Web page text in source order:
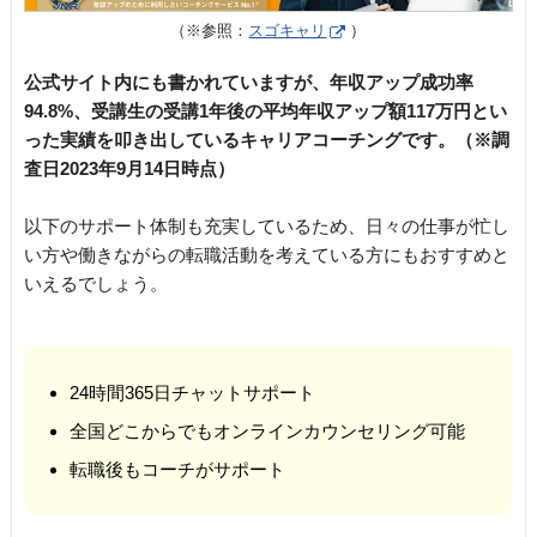
（※参照： スゴキャリ ）
公式サイト内にも書かれていますが、年収アップ成功率
94.8%、受講生の受講1年後の平均年収アップ額117万円とい
った実績を叩き出しているキャリアコーチングです。（※調
査日2023年9月14日時点）
以下のサポート体制も充実しているため、日々の仕事が忙し
い方や働きながらの転職活動を考えている方にもおすすめと
いえるでしょう。
24時間365日チャットサポート
全国どこからでもオンラインカウンセリング可能
転職後もコーチがサポート